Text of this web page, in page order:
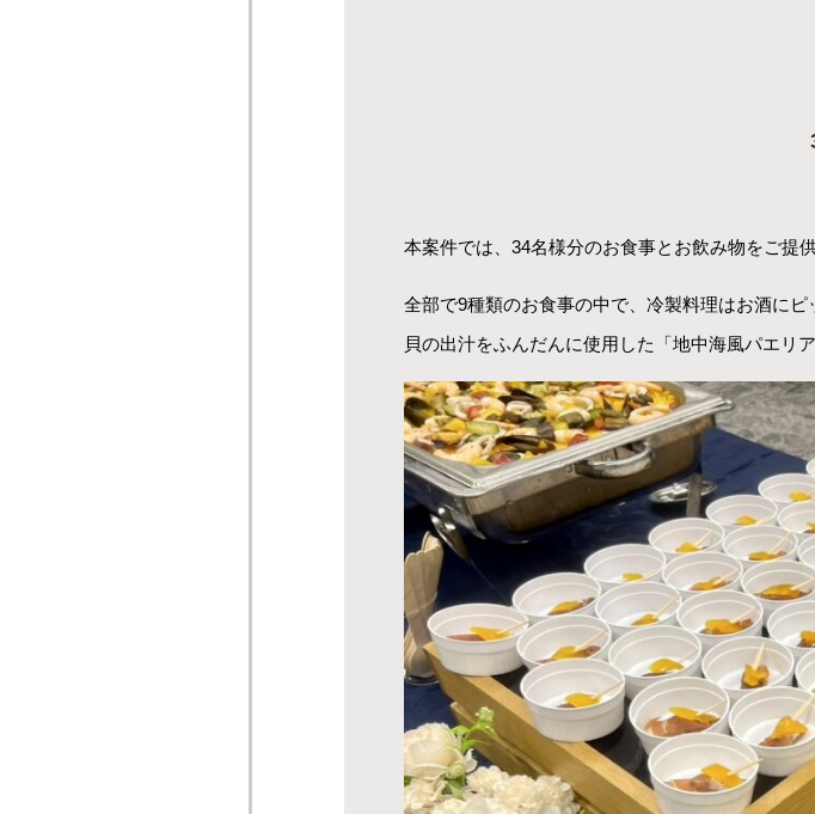
本案件では、34名様分のお食事とお飲み物をご提
全部で9種類のお食事の中で、冷製料理はお酒に
貝の出汁をふんだんに使用した「地中海風パエリ